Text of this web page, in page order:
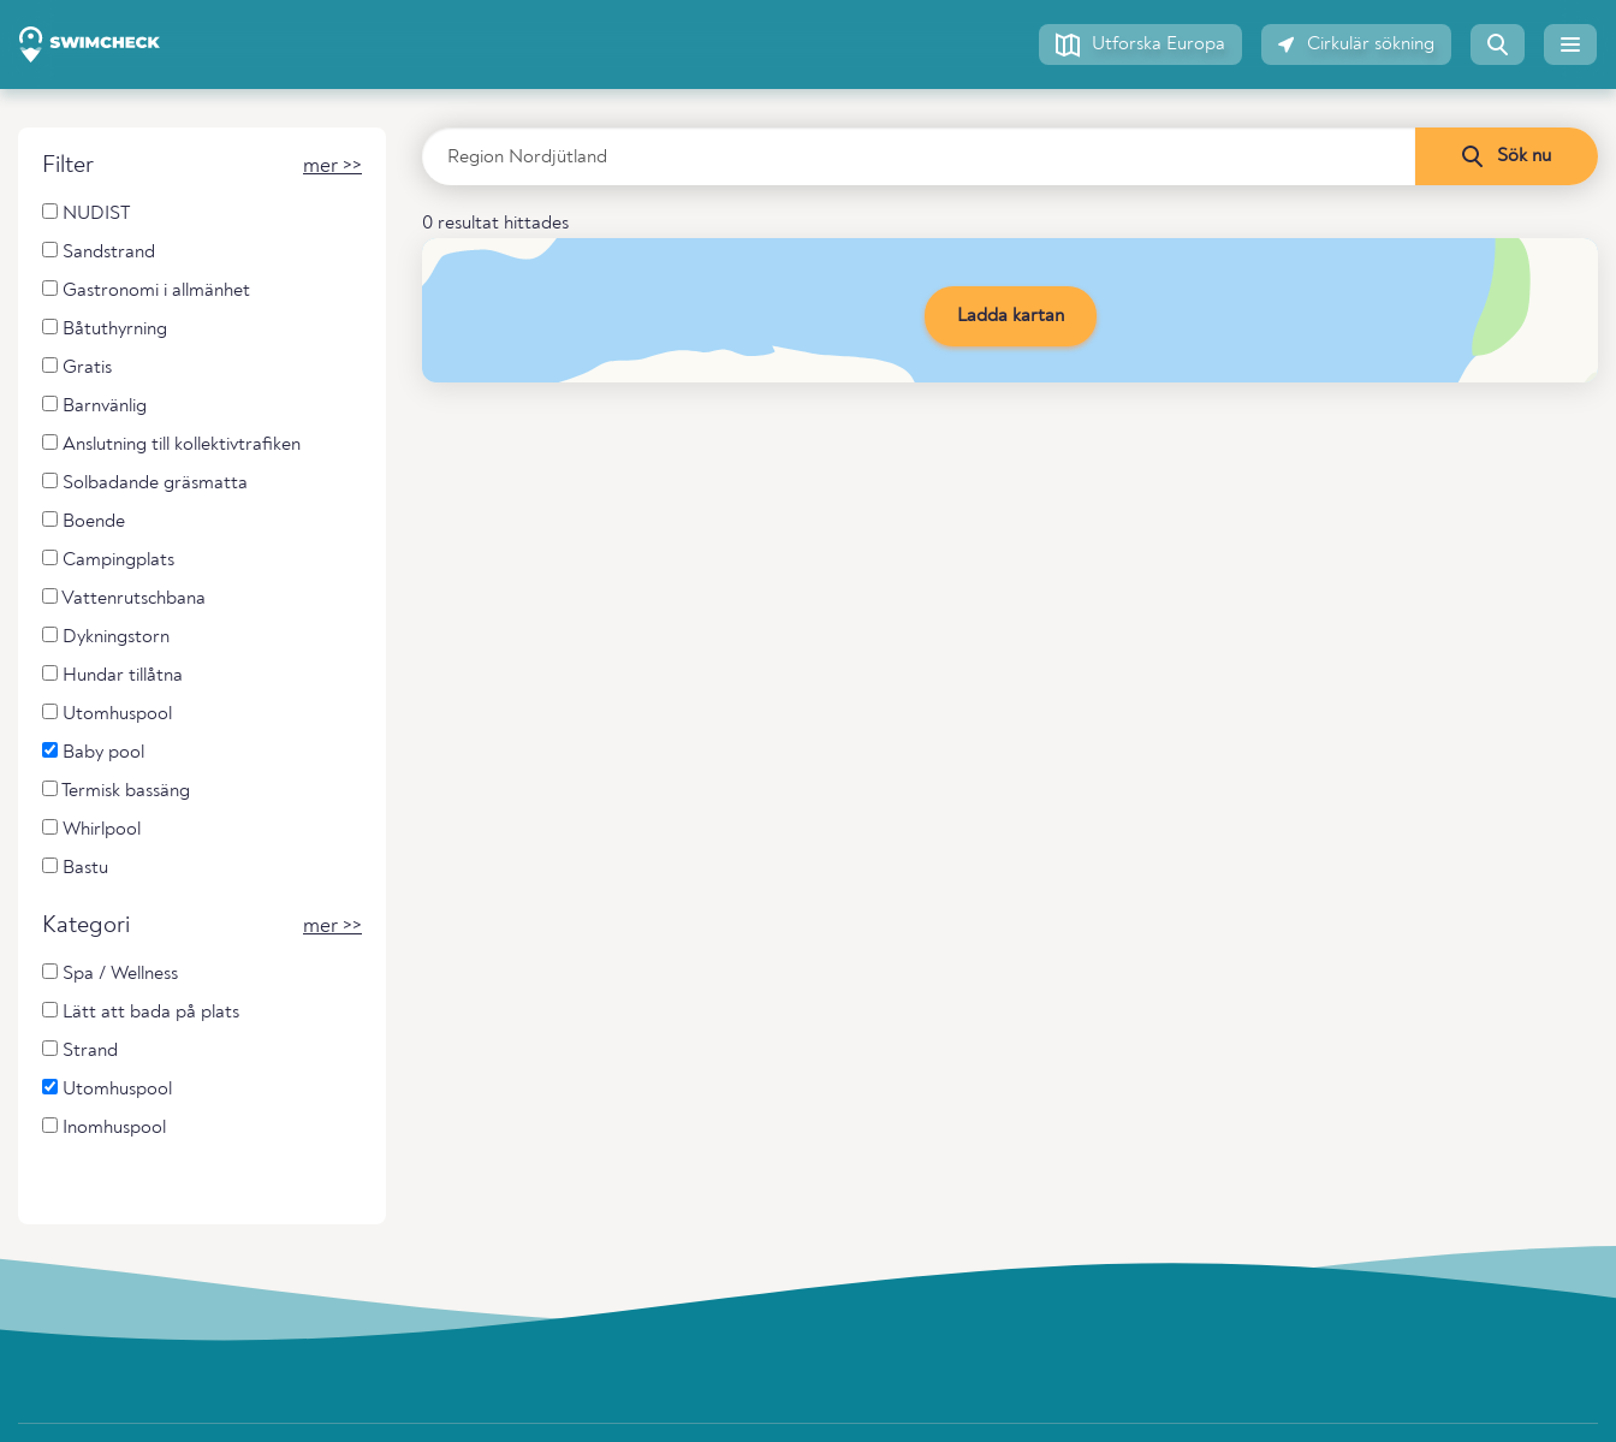
Utforska Europa Cirkulär sökning
Filter mer >>
NUDIST
Sandstrand
Gastronomi i allmänhet
Båtuthyrning
Gratis
Barnvänlig
Anslutning till kollektivtrafiken
Solbadande gräsmatta
Boende
Campingplats
Vattenrutschbana
Dykningstorn
Hundar tillåtna
Utomhuspool
Baby pool
Termisk bassäng
Whirlpool
Bastu
Kategori mer >>
Spa / Wellness
Lätt att bada på plats
Strand
Utomhuspool
Inomhuspool
Sök nu
0 resultat hittades
Ladda kartan